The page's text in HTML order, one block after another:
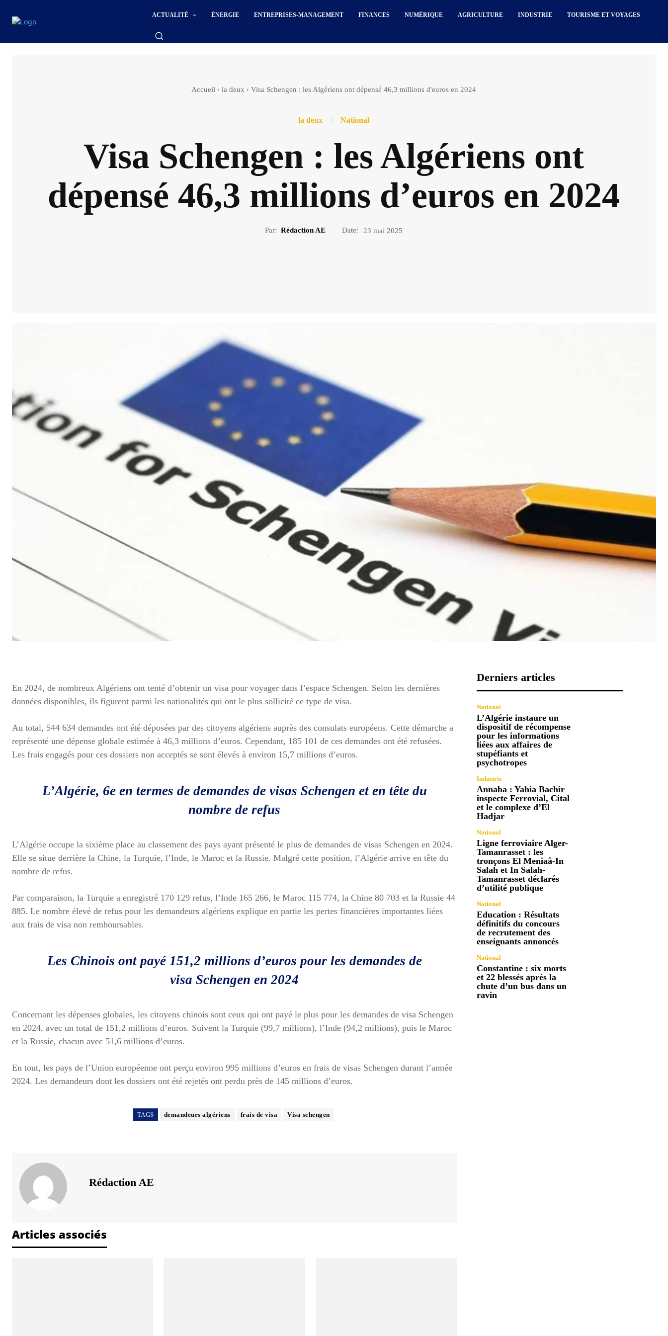
ACTUALITÉ ÉNERGIE ENTREPRISES-MANAGEMENT FINANCES NUMÉRIQUE AGRICULTURE INDUSTRIE TOURISME ET VOYAGES
Accueil la deux Visa Schengen : les Algériens ont dépensé 46,3 millions d'euros en 2024
la deux National
Visa Schengen : les Algériens ont
dépensé 46,3 millions d’euros en 2024
Par: Rédaction AE Date: 23 mai 2025
En 2024, de nombreux Algériens ont tenté d’obtenir un visa pour voyager dans l’espace Schengen. Selon les dernières
données disponibles, ils figurent parmi les nationalités qui ont le plus sollicité ce type de visa.
Au total, 544 634 demandes ont été déposées par des citoyens algériens auprès des consulats européens. Cette démarche a
représenté une dépense globale estimée à 46,3 millions d’euros. Cependant, 185 101 de ces demandes ont été refusées.
Les frais engagés pour ces dossiers non acceptés se sont élevés à environ 15,7 millions d’euros.
L’Algérie, 6e en termes de demandes de visas Schengen et en tête du
nombre de refus
L’Algérie occupe la sixième place au classement des pays ayant présenté le plus de demandes de visas Schengen en 2024.
Elle se situe derrière la Chine, la Turquie, l’Inde, le Maroc et la Russie. Malgré cette position, l’Algérie arrive en tête du
nombre de refus.
Par comparaison, la Turquie a enregistré 170 129 refus, l’Inde 165 266, le Maroc 115 774, la Chine 80 703 et la Russie 44
885. Le nombre élevé de refus pour les demandeurs algériens explique en partie les pertes financières importantes liées
aux frais de visa non remboursables.
Les Chinois ont payé 151,2 millions d’euros pour les demandes de
visa Schengen en 2024
Concernant les dépenses globales, les citoyens chinois sont ceux qui ont payé le plus pour les demandes de visa Schengen
en 2024, avec un total de 151,2 millions d’euros. Suivent la Turquie (99,7 millions), l’Inde (94,2 millions), puis le Maroc
et la Russie, chacun avec 51,6 millions d’euros.
En tout, les pays de l’Union européenne ont perçu environ 995 millions d’euros en frais de visas Schengen durant l’année
2024. Les demandeurs dont les dossiers ont été rejetés ont perdu près de 145 millions d’euros.
TAGS demandeurs algériens frais de visa Visa schengen
Rédaction AE
Articles associés
Derniers articles
National
L’Algérie instaure un
dispositif de récompense
pour les informations
liées aux affaires de
stupéfiants et
psychotropes
Industrie
Annaba : Yahia Bachir
inspecte Ferrovial, Cital
et le complexe d’El
Hadjar
National
Ligne ferroviaire Alger-
Tamanrasset : les
tronçons El Meniaâ-In
Salah et In Salah-
Tamanrasset déclarés
d’utilité publique
National
Education : Résultats
définitifs du concours
de recrutement des
enseignants annoncés
National
Constantine : six morts
et 22 blessés après la
chute d’un bus dans un
ravin